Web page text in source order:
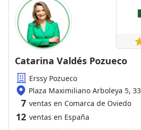
Catarina Valdés Pozueco
Erssy Pozueco
Plaza Maximiliano Arboleya 5,
Oviedo
7 ventas en Comarca de Oviedo
12 ventas en España